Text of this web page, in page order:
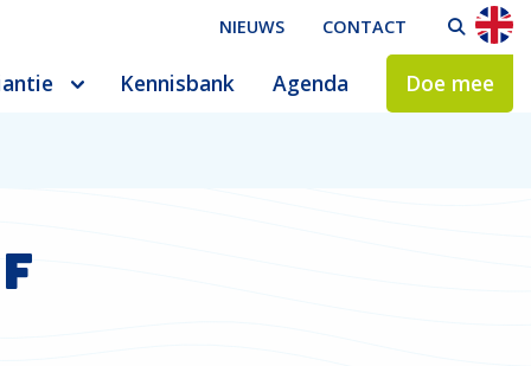
NIEUWS CONTACT
Kennisbank Agenda Doe mee